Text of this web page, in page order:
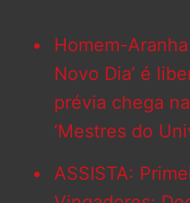
Homem-
Novo Dia’ é
prévia chega
‘Mestres do
ASSISTA: